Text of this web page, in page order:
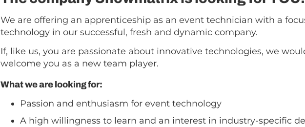
We are offering an apprenticeship as an event technician with a
technology in our successful, fresh and dynamic company.
If, like us, you are passionate about innovative technologies, we
welcome you as a new team player.
What we are looking for:
Passion and enthusiasm for event technology
A high willingness to learn and an interest in industry-specific